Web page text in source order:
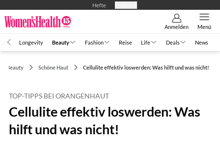
Hefte
Anmelden Menü
Longevity Beauty Fashion Reise Life Deals News
Beauty Schöne Haut Cellulite effektiv loswerden: Was hilft und was nicht!
TOP-TIPPS BEI ORANGENHAUT
Cellulite effektiv loswerden: Was
hilft und was nicht!